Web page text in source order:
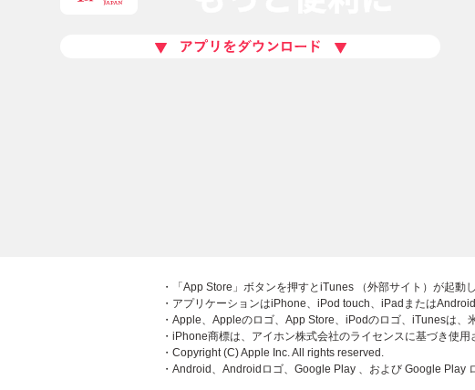
・「App Store」ボタンを押すとiTunes （外部サイト）が起動し
・アプリケーションはiPhone、iPod touch、iPadまたは
・Apple、Appleのロゴ、App Store、iPodのロゴ、iTunesは、
・iPhone商標は、アイホン株式会社のライセンスに基づき使用
・Copyright (C) Apple Inc. All rights reserved.
・Android、Androidロゴ、Google Play 、および Google Play